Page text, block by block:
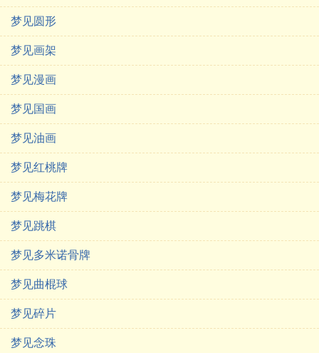
梦见圆形
梦见画架
梦见漫画
梦见国画
梦见油画
梦见红桃牌
梦见梅花牌
梦见跳棋
梦见多米诺骨牌
梦见曲棍球
梦见碎片
梦见念珠